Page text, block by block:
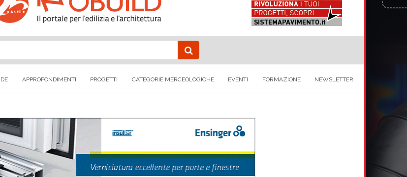
APPROFONDIMENTI PROGETTI CATEGORIE MERCEOLOGICHE EVENTI FORMAZIONE NEWSLETTER